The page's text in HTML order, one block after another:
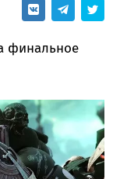
финальное